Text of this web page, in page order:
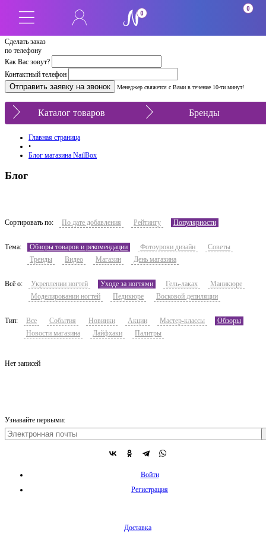
Сделать заказ
по телефону
Как Вас зовут?
Контактный телефон
Менеджер свяжется с Вами в течение 10-ти минут!
0
0
Каталог товаров Бренды
Главная страница
•
Блог магазина NailBox
Блог
Сортировать по: По дате добавления Рейтингу Популярности
Тема: Обзоры товаров и рекомендации Фотоуроки дизайн
Советы
Тренды
Видео Магазин День магазина
Всё о: Укреплении ногтей Уходе за ногтями Гель-лаках
Маникюре
Моделировании ногтей
Педикюре Восковой депиляции
Тип: Все События Новинки Акции Мастер-классы
Обзоры
Новости магазина
Лайфхаки Палитры
Нет записей
Узнавайте первыми:
Войти
Регистрация
Доставка